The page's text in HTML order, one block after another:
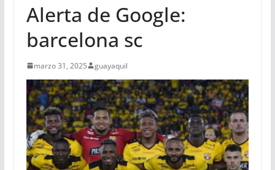
Alerta de Google:
barcelona sc
marzo 31, 2025 guayaquil